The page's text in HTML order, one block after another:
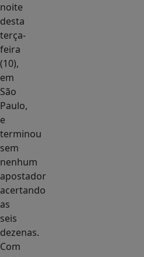
noite
desta
terça-
feira
(10),
em
São
Paulo,
e
terminou
sem
nenhum
apostador
acertando
as
seis
dezenas.
Com